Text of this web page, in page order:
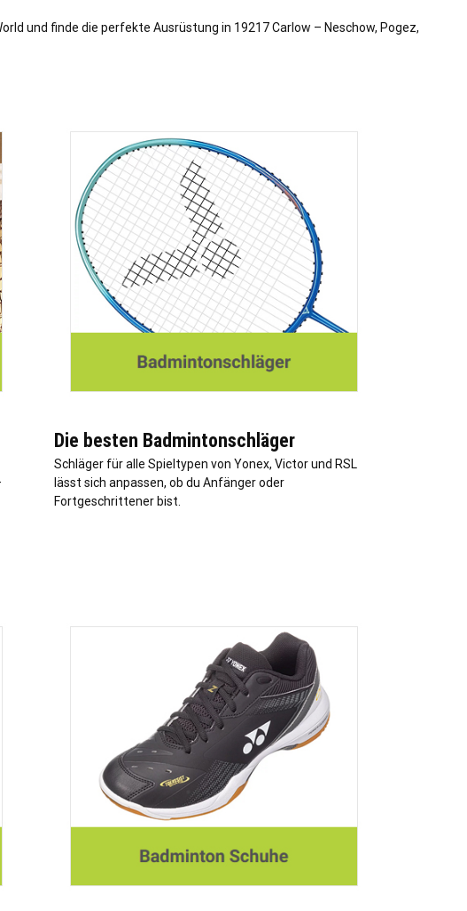
und finde die perfekte Ausrüstung in 19217 Carlow – Neschow, Pogez,
Die besten Badmintonschläger
Schläger für alle Spieltypen von Yonex, Victor und RSL
lässt sich anpassen, ob du Anfänger oder
Fortgeschrittener bist.